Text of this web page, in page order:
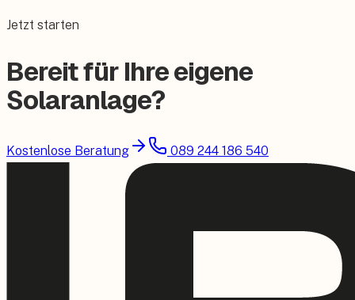
Jetzt starten
Bereit für Ihre eigene
Solaranlage?
Kostenlose Beratung 089 244 186 540